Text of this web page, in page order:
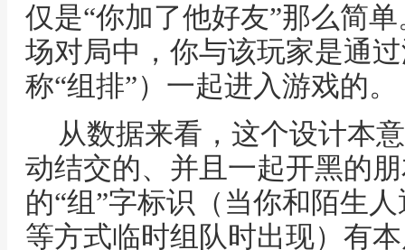
仅是“你加了他好友”那么简
场对局中，你与该玩家是通
称“组排”）一起进入游戏的。
从数据来看，这个设计本
动结交的、并且一起开黑的
的“组”字标识（当你和陌生
等方式临时组队时出现）有